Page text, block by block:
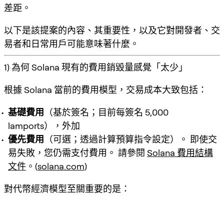
差距。
以下是該提案的內容、其重要性，以及它對開發者、交
易者和日常用戶可能意味著什麼。
1) 為何 Solana 現有的費用銷毀量感覺「太少」
根據 Solana 當前的費用模型，交易成本大致包括：
基礎費用
（基於簽名；目前每簽名 5,000
lamports），外加
優先費用
（可選；透過計算預算指令設定）。 即使交
易失敗，您仍需支付費用。 請參閱 Solana 費用結構
文件 。(solana.com)
對代幣經濟模型至關重要的是：